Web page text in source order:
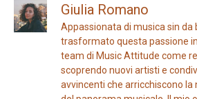
Giulia Romano
Appassionata di musica sin da
trasformato questa passione
team di Music Attitude come
scoprendo nuovi artisti e
avvincenti che arricchiscono